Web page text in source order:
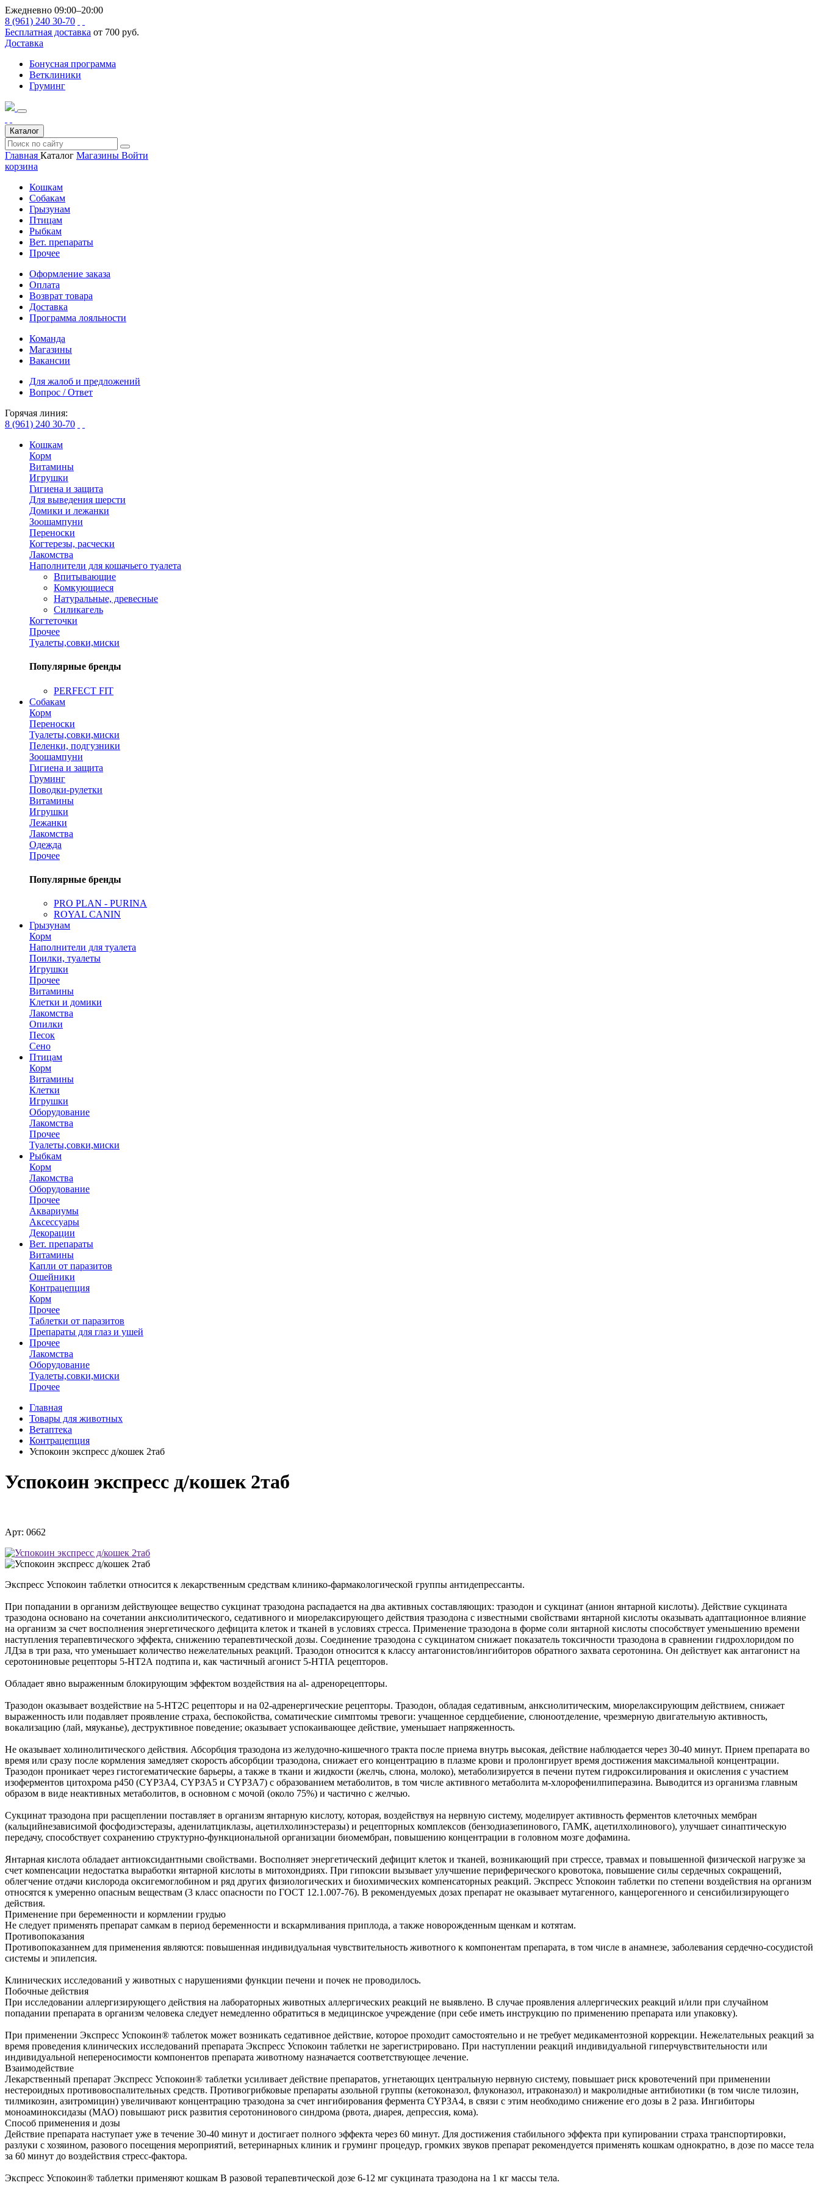
Ежедневно 09:00–20:00
8 (961) 240 30-70
Бесплатная доставка от 700 руб.
Доставка
Бонусная программа
Ветклиники
Груминг
Каталог
Главная Каталог Магазины Войти
корзина
Кошкам
Собакам
Грызунам
Птицам
Рыбкам
Вет. препараты
Прочее
Оформление заказа
Оплата
Возврат товара
Доставка
Программа лояльности
Команда
Магазины
Вакансии
Для жалоб и предложений
Вопрос / Ответ
Горячая линия:
8 (961) 240 30-70
Кошкам
Корм
Витамины
Игрушки
Гигиена и защита
Для выведения шерсти
Домики и лежанки
Зоошампуни
Переноски
Когтерезы, расчески
Лакомства
Наполнители для кошачьего туалета
Впитывающие
Комкующиеся
Натуральные, древесные
Силикагель
Когтеточки
Прочее
Туалеты,совки,миски
Популярные бренды
PERFECT FIT
Собакам
Корм
Переноски
Туалеты,совки,миски
Пеленки, подгузники
Зоошампуни
Гигиена и защита
Груминг
Поводки-рулетки
Витамины
Игрушки
Лежанки
Лакомства
Одежда
Прочее
Популярные бренды
PRO PLAN - PURINA
ROYAL CANIN
Грызунам
Корм
Наполнители для туалета
Поилки, туалеты
Игрушки
Прочее
Витамины
Клетки и домики
Лакомства
Опилки
Песок
Сено
Птицам
Корм
Витамины
Клетки
Игрушки
Оборудование
Лакомства
Прочее
Туалеты,совки,миски
Рыбкам
Корм
Лакомства
Оборудование
Прочее
Аквариумы
Аксессуары
Декорации
Вет. препараты
Витамины
Капли от паразитов
Ошейники
Контрацепция
Корм
Прочее
Таблетки от паразитов
Препараты для глаз и ушей
Прочее
Лакомства
Оборудование
Туалеты,совки,миски
Прочее
Главная
Товары для животных
Ветаптека
Контрацепция
Успокоин экспресс д/кошек 2таб
Успокоин экспресс д/кошек 2таб
Арт: 0662
Экспресс Успокоин таблетки относится к лекарственным средствам клинико-фармакологической группы антидепрессанты.
При попадании в организм действующее вещество сукцинат тразодона распадается на два активных составляющих: тразодон и сукцинат (анион янтарной кислоты). Действие сукцината
тразодона основано на сочетании анксиолитического, седативного и миорелаксирующего действия тразодона с известными свойствами янтарной кислоты оказывать адаптационное влияние
на организм за счет восполнения энергетического дефицита клеток и тканей в условиях стресса. Применение тразодона в форме соли янтарной кислоты способствует уменьшению времени
наступления терапевтического эффекта, снижению терапевтической дозы. Соединение тразодона с сукцинатом снижает показатель токсичности тразодона в сравнении гидрохлоридом по
ЛДза в три раза, что уменьшает количество нежелательных реакций. Тразодон относится к классу антагонистов/ингибиторов обратного захвата серотонина. Он действует как антагонист на
серотониновые рецепторы 5-НТ2А подтипа и, как частичный агонист 5-НТІА рецепторов.
Обладает явно выраженным блокирующим эффектом воздействия на al- адренорецепторы.
Тразодон оказывает воздействие на 5-НТ2С рецепторы и на 02-адренергические рецепторы. Тразодон, обладая седативным, анксиолитическим, миорелаксирующим действием, снижает
выраженность или подавляет проявление страха, беспокойства, соматические симптомы тревоги: учащенное сердцебиение, слюноотделение, чрезмерную двигательную активность,
вокализацию (лай, мяуканье), деструктивное поведение; оказывает успокаивающее действие, уменьшает напряженность.
Не оказывает холинолитического действия. Абсорбция тразодона из желудочно-кишечного тракта после приема внутрь высокая, действие наблюдается через 30-40 минут. Прием препарата во
время или сразу после кормления замедляет скорость абсорбции тразодона, снижает его концентрацию в плазме крови и пролонгирует время достижения максимальной концентрации.
Тразодон проникает через гистогематические барьеры, а также в ткани и жидкости (желчь, слюна, молоко), метаболизируется в печени путем гидроксилирования и окисления с участием
изоферментов цитохрома р450 (CYP3A4, CYPЗА5 и СҮРЗА7) с образованием метаболитов, в том числе активного метаболита м-хлорофенилпиперазина. Выводится из организма главным
образом в виде неактивных метаболитов, в основном с мочой (около 75%) и частично с желчью.
Сукцинат тразодона при расщеплении поставляет в организм янтарную кислоту, которая, воздействуя на нервную систему, моделирует активность ферментов клеточных мембран
(кальцийнезависимой фосфодиэстеразы, аденилатциклазы, ацетилхолинэстеразы) и рецепторных комплексов (бензодиазепинового, ГАМК, ацетилхолинового), улучшает синаптическую
передачу, способствует сохранению структурно-функциональной организации биомембран, повышению концентрации в головном мозге дофамина.
Янтарная кислота обладает антиоксидантными свойствами. Восполняет энергетический дефицит клеток и тканей, возникающий при стрессе, травмах и повышенной физической нагрузке за
счет компенсации недостатка выработки янтарной кислоты в митохондриях. При гипоксии вызывает улучшение периферического кровотока, повышение силы сердечных сокращений,
облегчение отдачи кислорода оксигемоглобином и ряд других физиологических и биохимических компенсаторных реакций. Экспресс Успокоин таблетки по степени воздействия на организм
относятся к умеренно опасным веществам (3 класс опасности по ГОСТ 12.1.007-76). В рекомендуемых дозах препарат не оказывает мутагенного, канцерогенного и сенсибилизирующего
действия.
Применение при беременности и кормлении грудью
Не следует применять препарат самкам в период беременности и вскармливания приплода, а также новорожденным щенкам и котятам.
Противопоказания
Противопоказаннем для применения являются: повышенная индивидуальная чувствительность животного к компонентам препарата, в том числе в анамнезе, заболевания сердечно-сосудистой
системы и эпилепсия.
Клинических исследований у животных с нарушениями функции печени и почек не проводилось.
Побочные действия
При исследовании аллергизирующего действия на лабораторных животных аллергических реакций не выявлено. В случае проявления аллергических реакций и/или при случайном
попадании препарата в организм человека следует немедленно обратиться в медицинское учреждение (при себе иметь инструкцию по применению препарата или упаковку).
При применении Экспресс Успокоин® таблеток может возникать седативное действие, которое проходит самостоятельно и не требует медикаментозной коррекции. Нежелательных реакций за
время проведения клинических исследований препарата Экспресс Успокоин таблетки не зарегистрировано. При наступлении реакций индивидуальной гиперчувствительности или
индивидуальной непереносимости компонентов препарата животному назначается соответствующее лечение.
Взаимодействие
Лекарственный препарат Экспресс Успокоин® таблетки усиливает действие препаратов, угнетающих центральную нервную систему, повышает риск кровотечений при применении
нестероидных противовоспалительных средств. Противогрибковые препараты азольной группы (кетоконазол, флуконазол, итраконазол) и макролидные антибиотики (в том числе тилозин,
тилмикозин, азитромицин) увеличивают концентрацию тразодона за счет ингибирования фермента СҮРЗА4, в связи с этим необходимо снижение его дозы в 2 раза. Ингибиторы
моноаминоксидазы (МАО) повышают риск развития серотонинового синдрома (рвота, диарея, депрессия, кома).
Способ применения и дозы
Действие препарата наступает уже в течение 30-40 минут и достигает полного эффекта через 60 минут. Для достижения стабильного эффекта при купировании страха транспортировки,
разлуки с хозяином, разового посещения мероприятий, ветеринарных клиник и груминг процедур, громких звуков препарат рекомендуется применять кошкам однократно, в дозе по массе тела
за 60 минут до воздействия стресс-фактора.
Экспресс Успокоин® таблетки применяют кошкам B разовой терапевтической дозе 6-12 мг сукцината тразодона на 1 кг массы тела.